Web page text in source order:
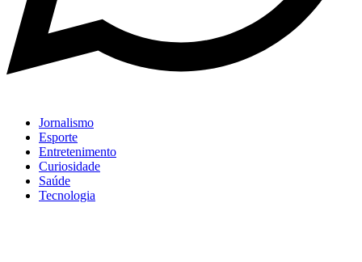
Jornalismo
Esporte
Entretenimento
Curiosidade
Saúde
Tecnologia